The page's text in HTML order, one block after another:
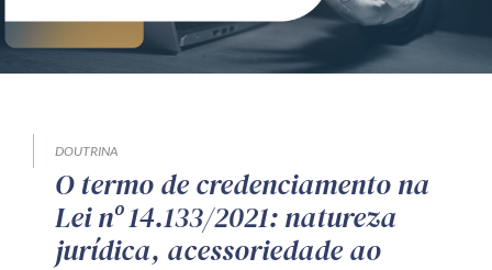
DOUTRINA
O termo de credenciamento na
Lei nº 14.133/2021: natureza
jurídica, acessoriedade ao